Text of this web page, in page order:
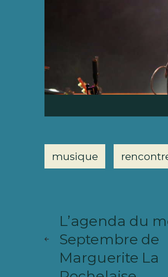
musique
de
l’article
SUIVANT
L’agenda du
Septembre de
Marguerite La